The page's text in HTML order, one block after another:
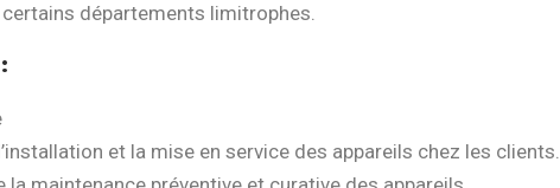
certains départements limitrophes.
:
et la mise en service des appareils chez les clients.